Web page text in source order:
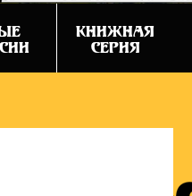
КНИЖНАЯ
СЕРИЯ